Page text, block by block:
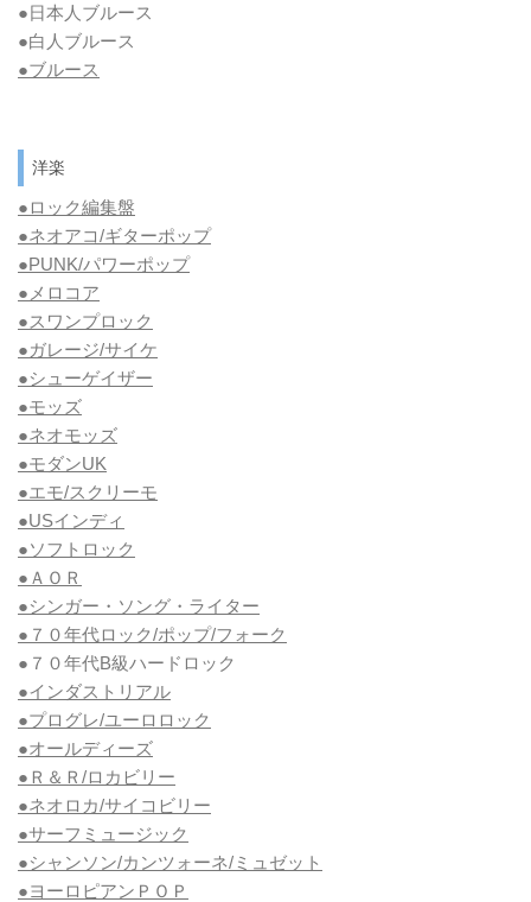
●日本人ブルース
●白人ブルース
●ブルース
洋楽
●ロック編集盤
●ネオアコ/ギターポップ
●PUNK/パワーポップ
●メロコア
●スワンプロック
●ガレージ/サイケ
●シューゲイザー
●モッズ
●ネオモッズ
●モダンUK
●エモ/スクリーモ
●USインディ
●ソフトロック
●ＡＯＲ
●シンガー・ソング・ライター
●７０年代ロック/ポップ/フォーク
●７０年代B級ハードロック
●インダストリアル
●プログレ/ユーロロック
●オールディーズ
●Ｒ＆Ｒ/ロカビリー
●ネオロカ/サイコビリー
●サーフミュージック
●シャンソン/カンツォーネ/ミュゼット
●ヨーロピアンＰＯＰ